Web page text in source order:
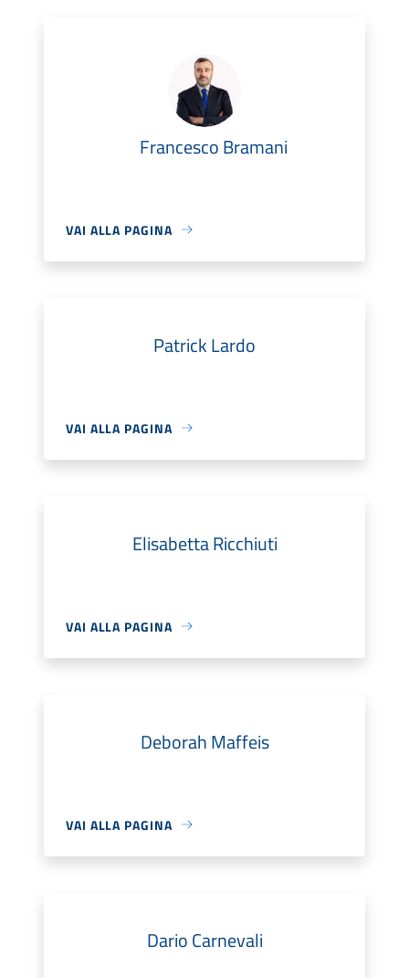
Francesco Bramani
VAI ALLA PAGINA
Patrick Lardo
VAI ALLA PAGINA
Elisabetta Ricchiuti
VAI ALLA PAGINA
Deborah Maffeis
VAI ALLA PAGINA
Dario Carnevali